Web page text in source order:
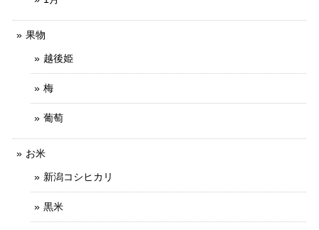
果物
越後姫
梅
葡萄
お米
新潟コシヒカリ
黒米